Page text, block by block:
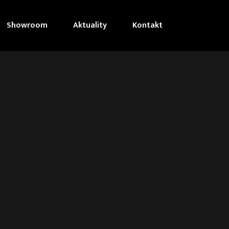
Showroom Aktuality Kontakt